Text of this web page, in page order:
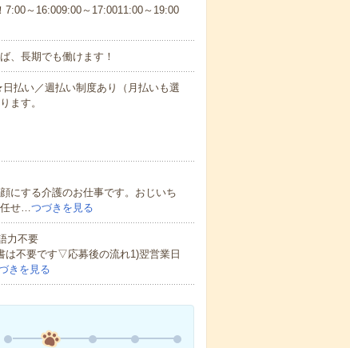
～16:009:00～17:0011:00～19:00
長期でも働けます！
払い／週払い制度あり（月払いも選
ます。
にする介護のお仕事です。おじいち
任せ…つづきを見る
力不要
不要です▽応募後の流れ1)翌営業日
きを見る